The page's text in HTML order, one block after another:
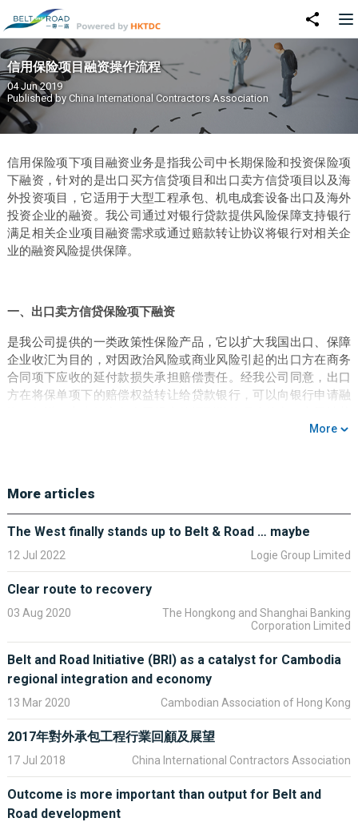
信用保险项目融资操作流程
04 Jun 2019
Published by China International Contractors Association
信用保险项下项目融资业务是指我公司中长期保险和投资保险项
下融资，针对的是出口买方信贷项目和出口卖方信贷项目以及海
外投资项目，它适用于大型工程承包、机电成套设备出口及海外
投资企业的融资。我公司通过对银行贷款提供风险保障支持银行
满足相关企业项目融资需求或通过赔款转让协议将银行对相关企
业的融资风险提供保障。
一、出口卖方信贷保险项下融资
是我公司提供的一类政策性保险产品，它以扩大我国出口、保障
企业收汇为目的，对因政治风险或商业风险引起的出口方在商务
合同项下应收的延付款损失承担赔偿责任。经我公司同意，出口
方在将保单项下的赔偿权益转让给贷款银行，可以向银行申请融
得货款归还银行贷款时，我公司根据《赔款权益转让协议》将应
（二）我公司与出口商共同选择适合的融资银行，三方就投保卖
方信贷保险后办理贸易融资达成一致后，签订《赔款权益转让协
议》；
（三）客户凭保单、《保险单生效通知书》到银行申请融资。
二、投资保险项下融资
为投资者因遭受承保风险而发生的损失提供经济补偿，维护投资
者和融资银行权益，避免其因投融资损失而发生财务危机或坏
账。投资者或融资银行也将因此锁定风险，从而降低风险准备金
的安全性，解除银行对高风险业务的顾虑，从而获得优惠信贷支
保持密切联系，可以提供多渠道、多元化的融资支持服务。
More
More articles
The West finally stands up to Belt & Road … maybe
12 Jul 2022 Logie Group Limited
Clear route to recovery
03 Aug 2020
The Hongkong and Shanghai Banking
Corporation Limited
Belt and Road Initiative (BRI) as a catalyst for Cambodia
regional integration and economy
13 Mar 2020 Cambodian Association of Hong Kong
2017年對外承包工程行業回顧及展望
17 Jul 2018 China International Contractors Association
Outcome is more important than output for Belt and
Road development